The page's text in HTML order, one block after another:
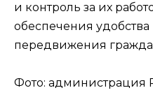
и контроль за их
обеспечения удобства
передвижения
Фото: администрация